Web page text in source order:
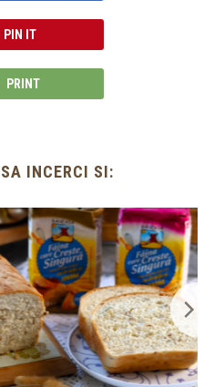
PIN IT
PRINT
INCERCI SI: